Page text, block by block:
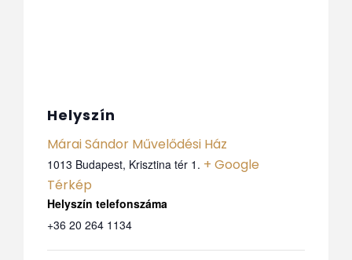
Helyszín
Márai Sándor Művelődési Ház
1013 Budapest, Krisztina tér 1. + Google
Térkép
+36 20 264 1134